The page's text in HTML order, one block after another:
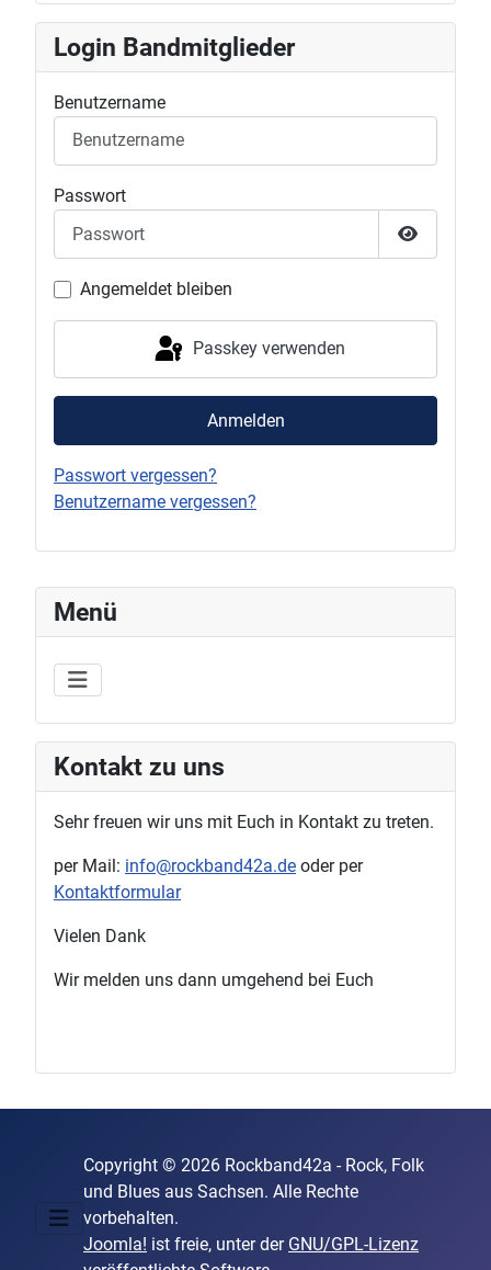
Menü
Kontakt zu uns
Sehr freuen wir uns mit Euch in Kontakt zu treten.
per Mail: info@rockband42a.de oder per
Kontaktformular
Vielen Dank
Wir melden uns dann umgehend bei Euch
Login Bandmitglieder
Benutzername
Passwort
Passwort
Angemeldet bleiben
Passkey verwenden
Anmelden
Passwort vergessen?
Benutzername vergessen?
Copyright © 2026 Rockband42a - Rock, Folk
und Blues aus Sachsen. Alle Rechte
vorbehalten.
Joomla! ist freie, unter der GNU/GPL-Lizenz